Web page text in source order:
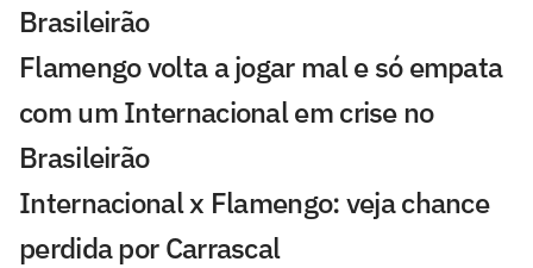
Brasileirão
Flamengo volta a jogar mal e só empata
com um Internacional em crise no
Brasileirão
Internacional x Flamengo: veja chance
perdida por Carrascal